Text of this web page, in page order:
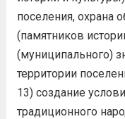
поселения, охрана
(памятников
(муниципального)
территории
13) создание
традиционного